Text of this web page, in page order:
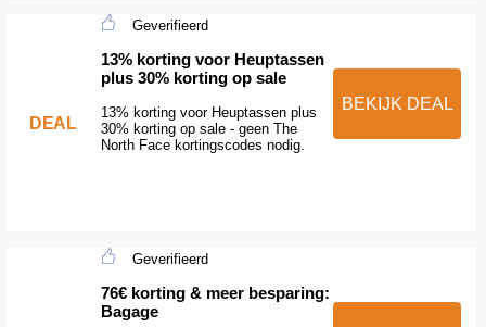
DEAL
Geverifieerd
13% korting voor Heuptassen
plus 30% korting op sale
13% korting voor Heuptassen plus
30% korting op sale - geen The
North Face kortingscodes nodig.
BEKIJK DEAL
Geverifieerd
76€ korting & meer besparing:
Bagage